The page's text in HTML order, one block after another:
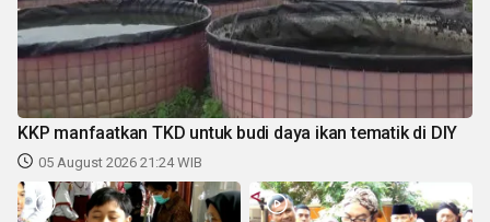
KKP manfaatkan TKD untuk budi daya ikan tematik di DIY
05 August 2026 21:24 WIB